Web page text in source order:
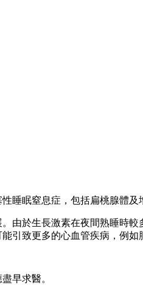
睡眠窒息症，包括扁桃腺體
由於生長激素在夜間熟睡時
引致更多的心血管疾病，例如
早求醫。